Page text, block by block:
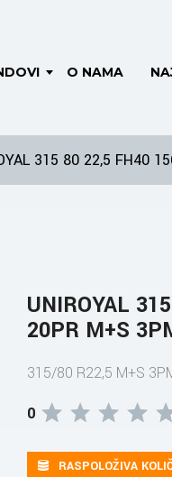
O NAMA
315 80 22,5 FH40
UNIROYAL
20PR M+S
315/80 R22,5 M+S
0
RASPOLOŽIVA